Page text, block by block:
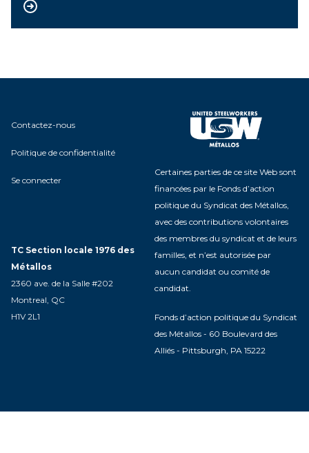
Contactez-nous
Politique de confidentialité
Se connecter
TC Section locale 1976 des
Métallos
2360 ave. de la Salle #202
Montreal, QC
H1V 2L1
Certaines parties de ce site Web sont
financées par le Fonds d’action
politique du Syndicat des Métallos,
avec des contributions volontaires
des membres du syndicat et de leurs
familles, et n’est autorisée par
aucun candidat ou comité de
candidat.
Fonds d’action politique du Syndicat
des Métallos - 60 Boulevard des
Alliés - Pittsburgh, PA 15222